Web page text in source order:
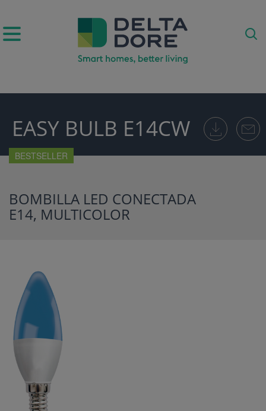
EASY BULB E14CW
BESTSELLER
BOMBILLA LED CONECTADA
E14, MULTICOLOR